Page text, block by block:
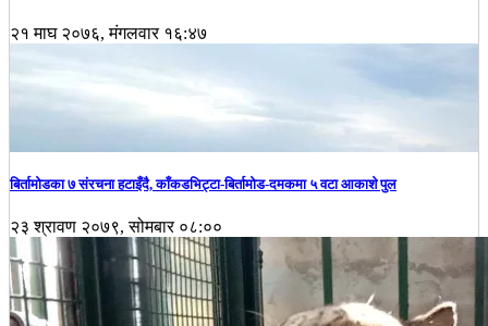
२१ माघ २०७६, मंगलवार १६:४७
बिर्तामोडका ७ संरचना हटाइँदै, काँकडभिट्टा-बिर्तामोड-दमकमा ५ वटा आकाशे पुल
२३ श्रावण २०७९, सोमबार ०८:००